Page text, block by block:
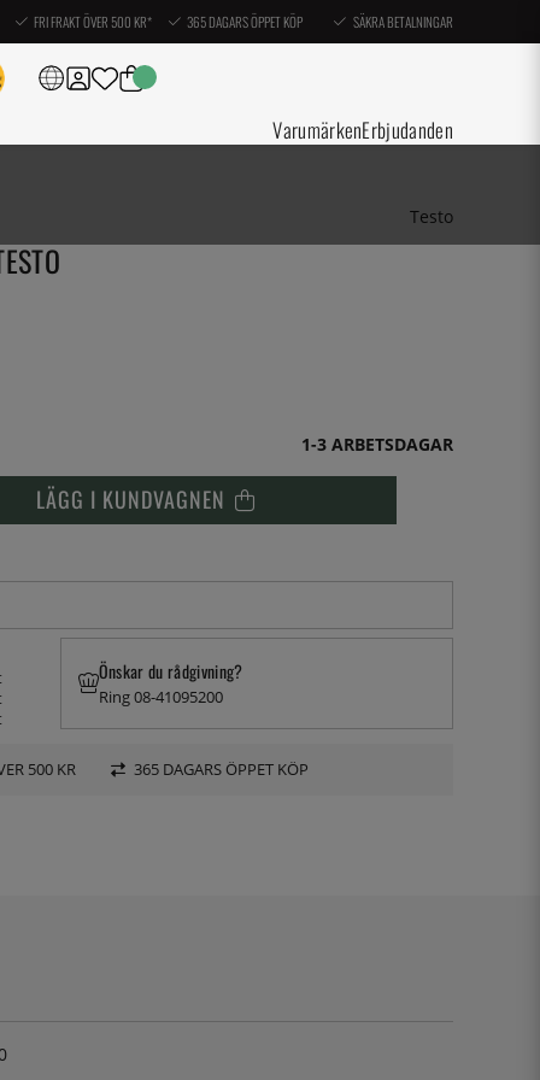
FRI FRAKT ÖVER 500 KR* 365 DAGARS ÖPPET KÖP SÄKRA BETALNINGAR
VarumärkenErbjudanden
Testo
1-3 ARBETSDAGAR
LÄGG I KUNDVAGNEN
Önskar du rådgivning?
Ring 08-41095200
500 KR 365 DAGARS ÖPPET KÖP